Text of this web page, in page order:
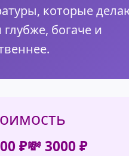
которые
глубже, богаче и
₽💸 3000 ₽